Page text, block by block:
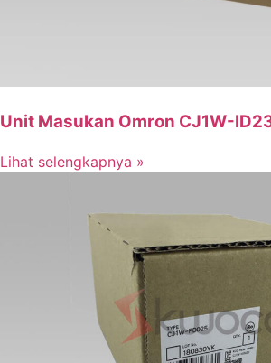
Unit Masukan Omron CJ1W-
Lihat selengkapnya »